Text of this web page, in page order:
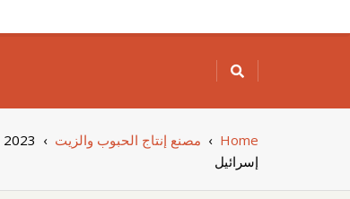
to
Home
› مصنع إنتاج الحبوب والزيت ›
إسرائيل